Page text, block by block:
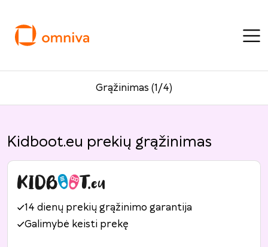
Grąžinimas (1/4)
Kidboot.eu prekių grąžinimas
14 dienų prekių grąžinimo garantija
Galimybė keisti prekę